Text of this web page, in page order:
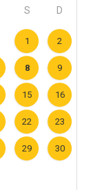
S D
1 2
8 9
15 16
22 23
29 30